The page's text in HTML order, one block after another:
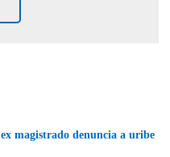
ex magistrado denuncia a uribe